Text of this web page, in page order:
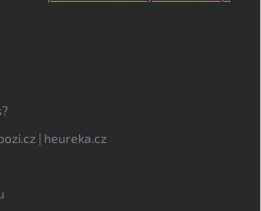
| heureka.cz